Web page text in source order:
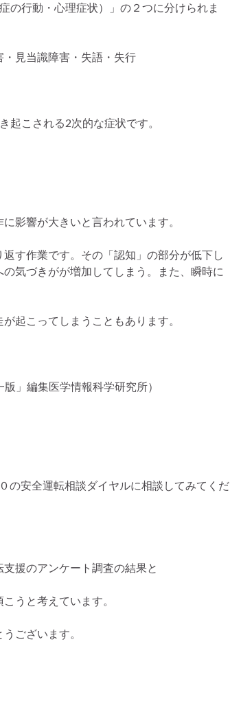
の行動・心理症状）」の２つに分けられま
見当識障害・失語・失行
こされる2次的な症状です。
影響が大きいと言われています。
す作業です。その「認知」の部分が低下し
気づきがが増加してしまう。また、瞬時に
起こってしまうこともあります。
」編集医学情報科学研究所）
の安全運転相談ダイヤルに相談してみてくだ
援のアンケート調査の結果と
うと考えています。
ございます。